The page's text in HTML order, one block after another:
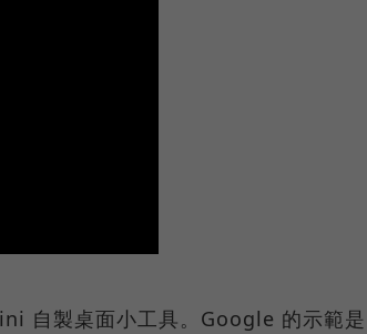
自製桌面小工具。Google 的示範是